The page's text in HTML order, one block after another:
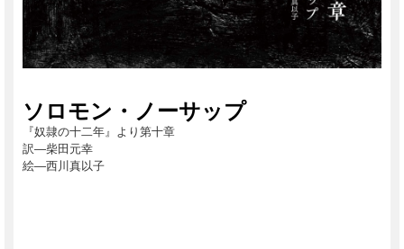
ソロモン・ノーサップ
『奴隷の十二年』より第十章
訳―柴田元幸
絵―西川真以子